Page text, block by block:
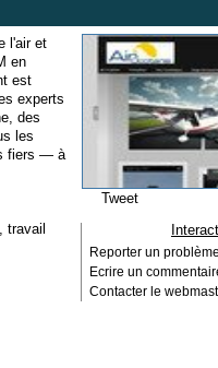
l'air et
en
est
experts
des
les
fiers — à
, travail
Tweet
Reporter un problème
Ecrire un
Contacter le